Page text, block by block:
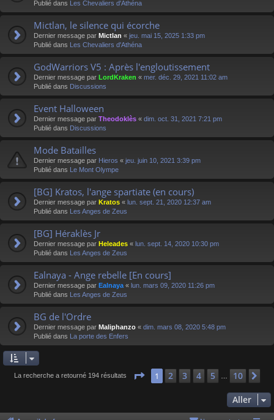
Publié dans Les Chevaliers d'Athéna
Mictlan, le silence qui écorche
Dernier message par Mictlan « jeu. mai 15, 2025 1:33 pm
Publié dans Les Chevaliers d'Athéna
GodWarriors V5 : Après l'engloutissement
Dernier message par LordKraken « mer. déc. 29, 2021 11:02 am
Publié dans Discussions
Event Halloween
Dernier message par Theodoklès « dim. oct. 31, 2021 7:21 pm
Publié dans Discussions
Mode Batailles
Dernier message par Hieros « jeu. juin 10, 2021 3:39 pm
Publié dans Le Mont Olympe
[BG] Kratos, l'ange spartiate (en cours)
Dernier message par Kratos « lun. sept. 21, 2020 12:37 am
Publié dans Les Anges de Zeus
[BG] Héraklès Jr
Dernier message par Heleades « lun. sept. 14, 2020 10:30 pm
Publié dans Les Anges de Zeus
Ealnaya - Ange rebelle [En cours]
Dernier message par Ealnaya « lun. mars 09, 2020 11:26 pm
Publié dans Les Anges de Zeus
BG de l'Ordre
Dernier message par Maliphanzo « dim. mars 08, 2020 5:48 pm
Publié dans La porte des Enfers
La recherche a retourné 194 résultats Page 1sur 10
1 2 3 4 5 10
Aller